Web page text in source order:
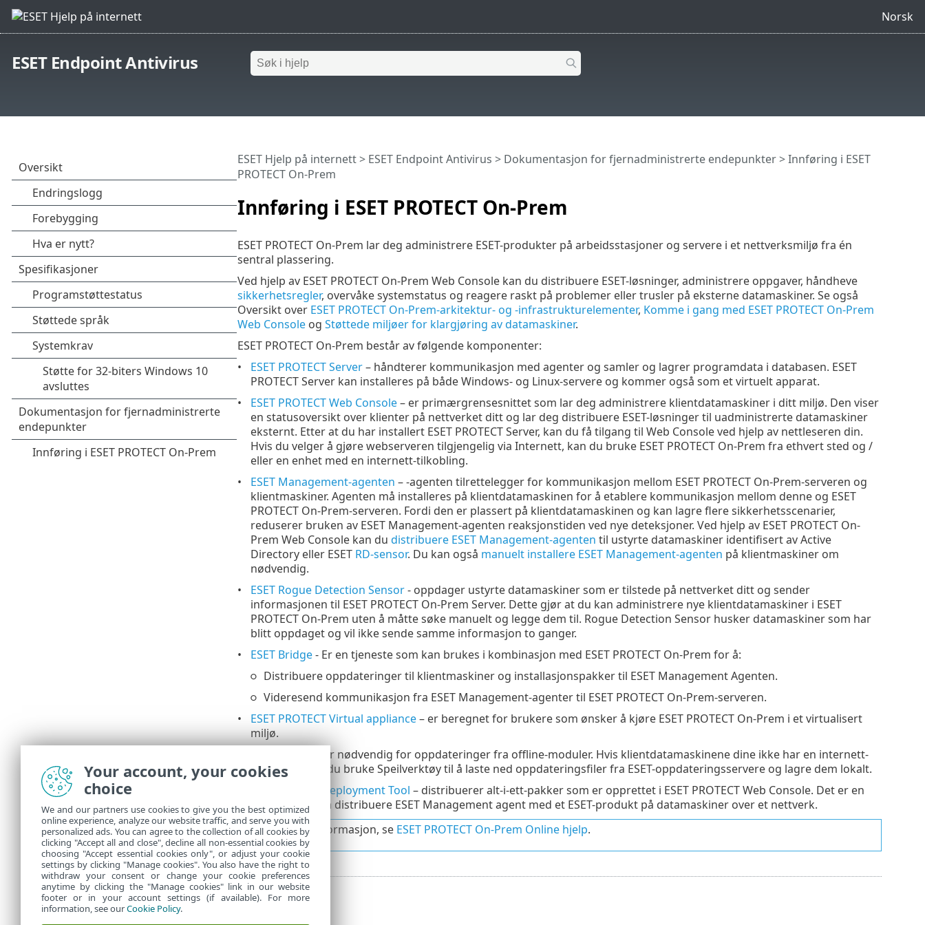
Norsk
ESET Endpoint Antivirus
Innføring i ESET PROTECT On-Prem
ESET Hjelp på internett> ESET Endpoint Antivirus > Dokumentasjon for fjernadministrerte endepunkter> Innføring i ESET
PROTECT On-Prem
ESET PROTECT On-Prem lar deg administrere ESET-produkter på arbeidsstasjoner og servere i et nettverksmiljø fra én
sentral plassering.
Ved hjelp av ESET PROTECT On-Prem Web Console kan du distribuere ESET-løsninger, administrere oppgaver, håndheve
sikkerhetsregler, overvåke systemstatus og reagere raskt på problemer eller trusler på eksterne datamaskiner. Se også
Oversikt over ESET PROTECT On-Prem-arkitektur- og -infrastrukturelementer, Komme i gang med ESET PROTECT On-Prem
Web Consoleog Støttede miljøer for klargjøring av datamaskiner.
ESET PROTECT On-Prem består av følgende komponenter:
ESET PROTECT Server– håndterer kommunikasjon med agenter og samler og lagrer programdata i databasen. ESET
PROTECT Server kan installeres på både Windows- og Linux-servere og kommer også som et virtuelt apparat.
ESET PROTECT Web Console– er primærgrensesnittet som lar deg administrere klientdatamaskiner i ditt miljø. Den viser
en statusoversikt over klienter på nettverket ditt og lar deg distribuere ESET-løsninger til uadministrerte datamaskiner
eksternt. Etter at du har installert ESET PROTECT Server, kan du få tilgang til Web Console ved hjelp av nettleseren din.
Hvis du velger å gjøre webserveren tilgjengelig via Internett, kan du bruke ESET PROTECT On-Prem fra ethvert sted og /
eller en enhet med en internett-tilkobling.
ESET Management-agenten – -agenten tilrettelegger for kommunikasjon mellom ESET PROTECT On-Prem-serveren og
klientmaskiner. Agenten må installeres på klientdatamaskinen for å etablere kommunikasjon mellom denne og ESET
PROTECT On-Prem-serveren. Fordi den er plassert på klientdatamaskinen og kan lagre flere sikkerhetsscenarier,
reduserer bruken av ESET Management-agenten reaksjonstiden ved nye deteksjoner. Ved hjelp av ESET PROTECT On-
Prem Web Console kan du distribuere ESET Management-agenten til ustyrte datamaskiner identifisert av Active
Directory eller ESET RD-sensor. Du kan også manuelt installere ESET Management-agenten på klientmaskiner om
nødvendig.
ESET Rogue Detection Sensor- oppdager ustyrte datamaskiner som er tilstede på nettverket ditt og sender
informasjonen til ESET PROTECT On-Prem Server. Dette gjør at du kan administrere nye klientdatamaskiner i ESET
PROTECT On-Prem uten å måtte søke manuelt og legge dem til. Rogue Detection Sensor husker datamaskiner som har
blitt oppdaget og vil ikke sende samme informasjon to ganger.
ESET Bridge- Er en tjeneste som kan brukes i kombinasjon med ESET PROTECT On-Prem for å:
Distribuere oppdateringer til klientmaskiner og installasjonspakker til ESET Management Agenten.
Videresend kommunikasjon fra ESET Management-agenter til ESET PROTECT On-Prem-serveren.
ESET PROTECT Virtual appliance– er beregnet for brukere som ønsker å kjøre ESET PROTECT On-Prem i et virtualisert
miljø.
- er nødvendig for oppdateringer fra offline-moduler. Hvis klientdatamaskinene dine ikke har en internett-
tilkobling, kan du bruke Speilverktøy til å laste ned oppdateringsfiler fra ESET-oppdateringsservere og lagre dem lokalt.
ESET Remote Deployment Tool – distribuerer alt-i-ett-pakker som er opprettet i ESET PROTECT Web Console. Det er en
praktisk måte å distribuere ESET Management agent med et ESET-produkt på datamaskiner over et nettverk.
For mer informasjon, se ESET PROTECT On-Prem Online hjelp.
Your account, your cookies
choice
We and our partners use cookies to give you the best optimized
online experience, analyze our website traffic, and serve you with
personalized ads. You can agree to the collection of all cookies by
clicking "Accept all and close", decline all non-essential cookies by
choosing "Accept essential cookies only", or adjust your cookie
settings by clicking "Manage cookies". You also have the right to
withdraw your consent or change your cookie preferences
anytime by clicking the "Manage cookies" link in our website
footer or in your account settings (if available). For more
information, see ourCookie Policy.